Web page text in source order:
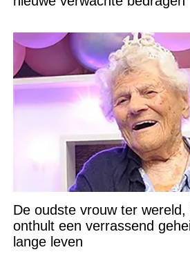
De oudste vrouw ter wereld,
onthult een verrassend
lange leven